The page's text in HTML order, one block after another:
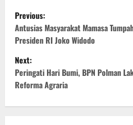
P
o
s
t
n
Previous:
Antusias Masyarakat Mamasa
Presiden RI Joko Widodo
Next:
Peringati Hari Bumi, BPN Polman
Reforma Agraria